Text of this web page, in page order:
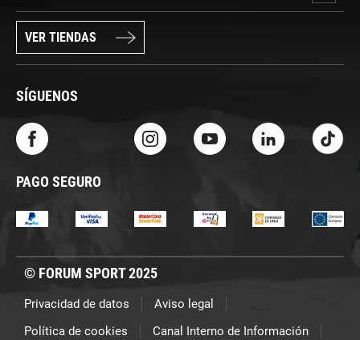
VER TIENDAS
SÍGUENOS
PAGO SEGURO
© FORUM SPORT 2025
Privacidad de datos
Aviso legal
Política de cookies
Canal Interno de Información